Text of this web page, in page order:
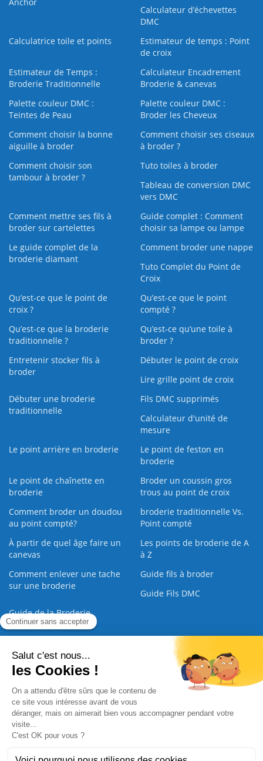
Calculateur d’échevettes
DMC
Calculatrice toile et points
Estimateur de temps : Point
de croix
Estimateur de Temps :
Broderie Traditionnelle
Calculateur Encadrement
Broderie & canevas
Palette couleur DMC :
Teintes de Peau
Palette couleur DMC :
Broder les Cheveux
Comment choisir la bonne
aiguille à broder
Comment choisir ses ciseaux
à broder ?
Comment choisir son
tambour à broder ?
Tuto toiles à broder
Tableau de conversion DMC
vers DMC
Comment mettre ses fils à
broder sur cartelettes
Guide complet : Comment
choisir sa lampe ou lampe
Le guide complet de la
broderie diamant
Comment broder une nappe
Tuto Complet du Point de
Croix
Qu’est-ce que le point de
croix ?
Qu’est-ce que le point
compté ?
Qu’est-ce que la broderie
traditionnelle ?
Qu’est‑ce qu’une toile à
broder ?
Entretenir stocker fils à
broder
Débuter le point de croix
Lire grille point de croix
Débuter une broderie
traditionnelle
Fils DMC supprimés
Calculateur d'unité de
mesure
Le point arrière en broderie
Le point de feston en
broderie
Le point de chaînette en
broderie
Broder un coussin gros
trous au point de croix
Comment broder un doudou
au point compté?
broderie traditionnelle Vs.
Point compté
À partir de quel âge faire un
canevas
Les points de broderie de A
à Z
Comment enlever une tache
sur une broderie
Guide fils à broder
Guide Fils DMC
Guide de la Broderie
Commande Papier | Nous contacter |
Paiement sécurisé |
2008 - 2026 © CreaMagic. ALL Rights Reserved.